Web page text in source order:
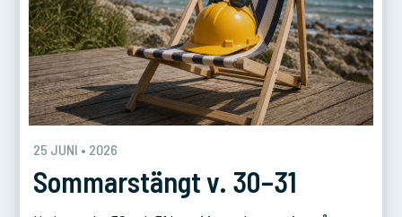
25 JUNI • 2026
Sommarstängt v. 30–31